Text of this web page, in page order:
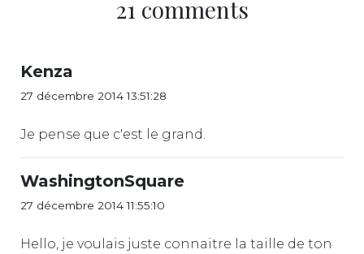
21 comments
Kenza
27 décembre 2014 13:51:28
Je pense que c'est le grand.
WashingtonSquare
27 décembre 2014 11:55:10
Hello, je voulais juste connaitre la taille de ton